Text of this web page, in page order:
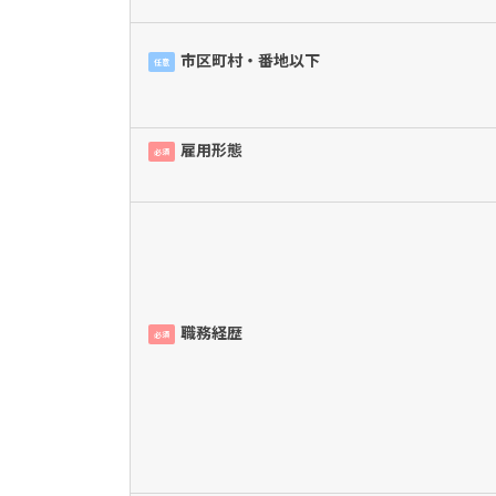
任意 市区町村・番地以下
必須 雇用形態
必須 職務経歴